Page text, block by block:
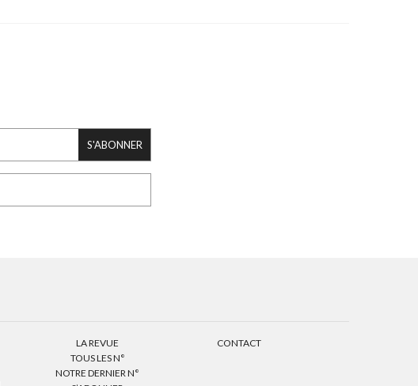
S'ABONNER
LA REVUE
TOUS LES N°
NOTRE DERNIER N°
CONTACT